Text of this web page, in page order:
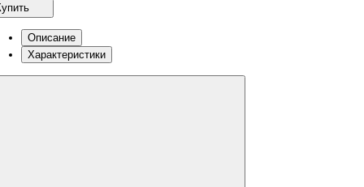
Описание
Характеристики